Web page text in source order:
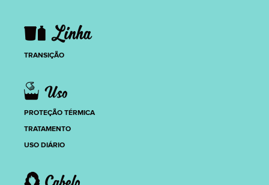
TRANSIÇÃO
PROTEÇÃO TÉRMICA
TRATAMENTO
USO DIÁRIO